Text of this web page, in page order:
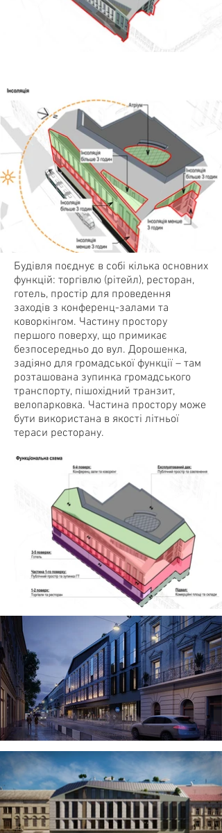
Будівля поєднує в собі кілька основних
функцій: торгівлю (рітейл), ресторан,
готель, простір для проведення
заходів з конференц-залами та
коворкінгом. Частину простору
першого поверху, що примикає
безпосередньо до вул. Дорошенка,
задіяно для громадської функції – там
розташована зупинка громадського
транспорту, пішохідний транзит,
велопарковка. Частина простору може
бути використана в якості літньої
тераси ресторану.